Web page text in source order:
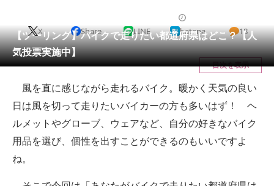
会員記事
メディア
注目記事を集めた総合ページ
ITの今と未来を見通す
スマホと通信の最新トレンド
【ツーリング】バイクで走りたい都道府県はどこ？【人
気投票実施中】
X Share LINE hatena 18
目次を表示
風を直に感じながら走れるバイク。暖かく天気の良い
日は風を切って走りたいバイカーの方も多いはず！ ヘ
ルメットやグローブ、ウェアなど、自分の好きなバイク
用品を選び、個性を出すことができるのもいいですよ
ね。